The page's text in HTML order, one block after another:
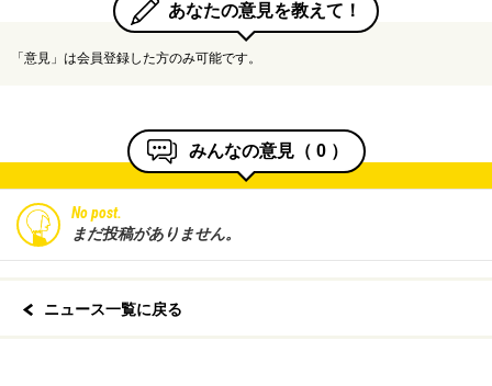
あなたの意見を教えて！
「意見」は会員登録した方のみ可能です。
みんなの意見（ 0 ）
No post.
まだ投稿がありません。
ニュース一覧に戻る